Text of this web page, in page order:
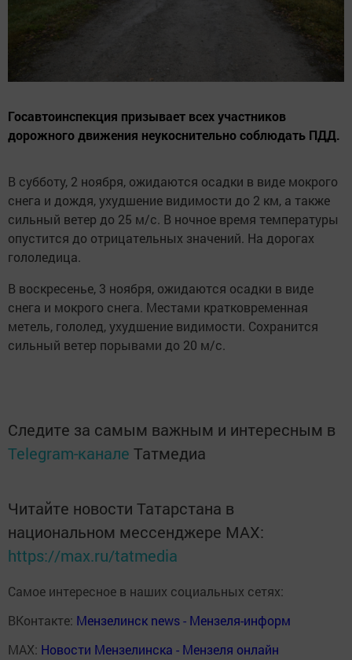
Госавтоинспекция призывает всех участников
дорожного движения неукоснительно соблюдать ПДД.
В субботу, 2 ноября, ожидаются осадки в виде мокрого
снега и дождя, ухудшение видимости до 2 км, а также
сильный ветер до 25 м/с. В ночное время температуры
опустится до отрицательных значений. На дорогах
гололедица.
В воскресенье, 3 ноября, ожидаются осадки в виде
снега и мокрого снега. Местами кратковременная
метель, гололед, ухудшение видимости. Сохранится
сильный ветер порывами до 20 м/с.
Следите за самым важным и интересным в
Telegram-канале Татмедиа
Читайте новости Татарстана в
национальном мессенджере MАХ:
https://max.ru/tatmedia
Самое интересное в наших социальных сетях:
ВКонтакте: Мензелинск news - Мензеля-информ
MAX: Новости Мензелинска - Мензеля онлайн